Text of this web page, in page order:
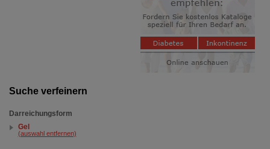
Suche verfeinern
Darreichungsform
Gel
(auswahl entfernen)